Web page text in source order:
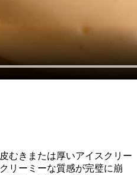
むきまたは厚いアイスクリー
リーミーな質感が完璧に崩